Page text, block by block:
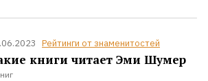
Рейтинги от знаменитостей
книги читает Эми Шумер